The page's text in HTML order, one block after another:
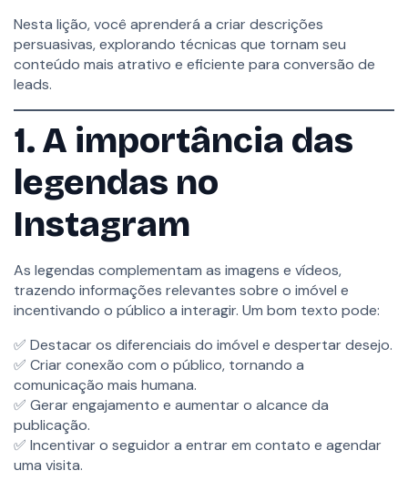
Estratégias para captar leads
via Direct e Link na Bio
15 minutos
Avaliação
10 minutos
5 Perguntas
Seção 5: Frequência de
Planejamento de
Conteúdo
Seção 6: Estratégias
Engajamento
8
Seção 7: Uso Inteligente
de Hashtags e
Geolocalização
Nesta lição, você aprenderá a criar descrições
persuasivas, explorando técnicas que tornam seu
conteúdo mais atrativo e eficiente para conversão de
leads.
1. A importância das
legendas no
Instagram
As legendas complementam as imagens e vídeos,
trazendo informações relevantes sobre o imóvel e
incentivando o público a interagir. Um bom texto pode:
✅ Destacar os diferenciais do imóvel e despertar desejo.
✅ Criar conexão com o público, tornando a
comunicação mais humana.
✅ Gerar engajamento e aumentar o alcance da
publicação.
✅ Incentivar o seguidor a entrar em contato e agendar
uma visita.
SOLUÇÕES
Lano Sites
Lano CRM Imobiliário
Lano Marketing Digital
Lano Atende
SOBRE
Blog
Política de privacidade
OPORTUNIDADES
Lano Academy
Ferramentas Gratuitas
Carreiras
Parcerias
CONTATO
Agendar Demonstração